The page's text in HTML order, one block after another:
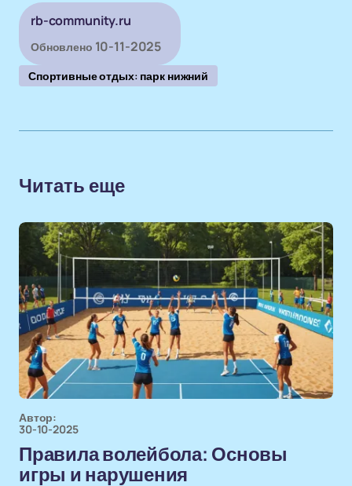
rb-community.ru
Обновлено 10-11-2025
Спортивные отдых: парк нижний
Читать еще
Автор:
30-10-2025
Правила волейбола: Основы
игры и нарушения